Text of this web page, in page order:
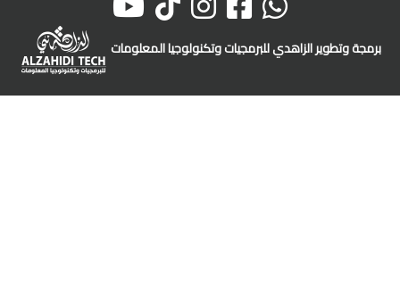
برمجة وتطوير الزاهدي للبرمجيات وتكنولوجيا المعلومات